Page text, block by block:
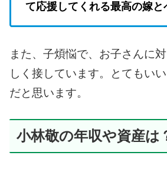
て応援してくれる最高の嫁と
また、子煩悩で、お子さんに
しく接しています。
とてもい
だと思います。
小林敬の年収や資産は